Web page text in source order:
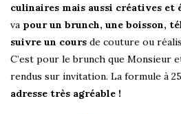
culinaires mais aussi créatives et
va pour un brunch, une boisson,
suivre un cours de couture ou
C’est pour le brunch que Monsieur
rendus sur invitation. La formule à
adresse très agréable !